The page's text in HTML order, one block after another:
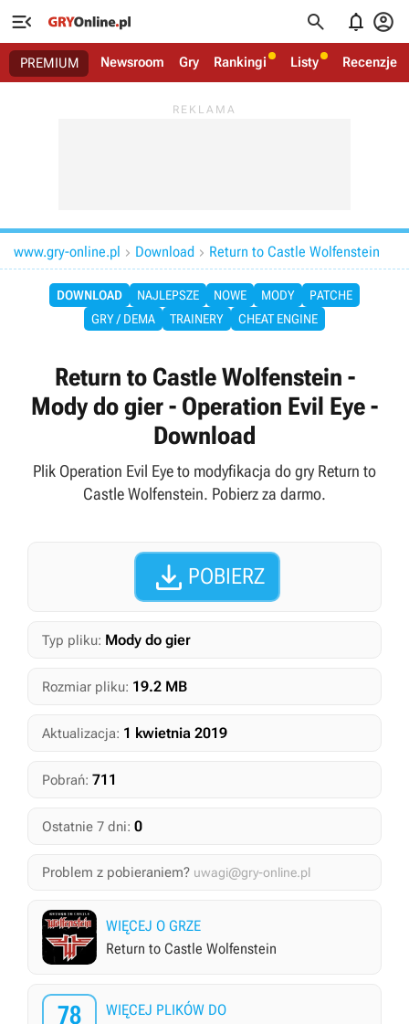
   
PREMIUM Newsroom Gry Rankingi Listy Recenzje
www.gry-online.pl  Download  Return to Castle Wolfenstein
DOWNLOAD NAJLEPSZE NOWE MODY
PATCHE
GRY / DEMA
TRAINERY CHEAT ENGINE
Return to Castle Wolfenstein -
Mody do gier - Operation Evil Eye -
Download
Plik Operation Evil Eye to modyfikacja do gry Return to
Castle Wolfenstein. Pobierz za darmo.
 POBIERZ
Typ pliku: Mody do gier
Rozmiar pliku: 19.2 MB
Aktualizacja: 1 kwietnia 2019
Pobrań: 711
Ostatnie 7 dni: 0
Problem z pobieraniem? uwagi@gry-online.pl
WIĘCEJ O GRZE
Return to Castle Wolfenstein
78
WIĘCEJ PLIKÓW DO